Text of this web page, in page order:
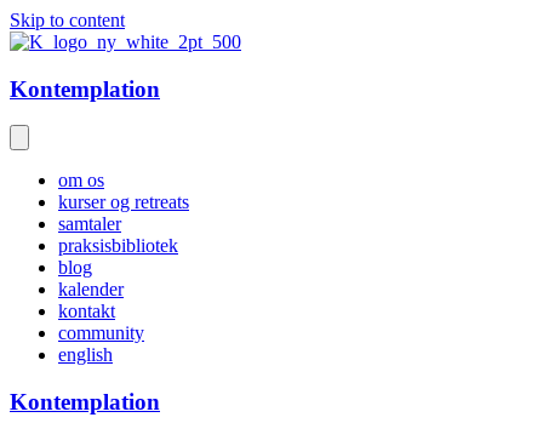
Skip to content
Kontemplation
om os
kurser og retreats
samtaler
praksisbibliotek
blog
kalender
kontakt
community
english
Kontemplation